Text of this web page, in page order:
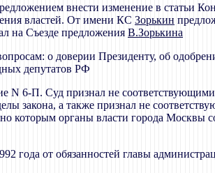
внести изменение в статьи
властей. От имени КС Зорькин
на Съезде предложения В.Зорькина
о доверии Президенту, об
депутатов РФ
N 6-П. Суд признал не
закона, а также признал не
которым органы власти города Москвы
года от обязанностей главы